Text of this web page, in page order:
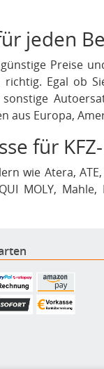
jeden
Preise
Egal ob
aus Europa,
für
wie Atera, ATE,
MOLY, Mahle,